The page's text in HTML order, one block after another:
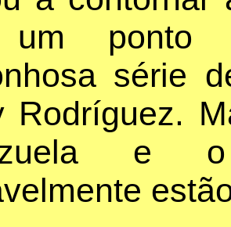
ponto
série
Rodríguez.
e